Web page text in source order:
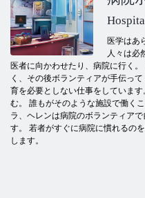
医学はあ
人々は必
医者に向かわせたり、病院に行く
く、その後ボランティアが手伝っ
育を必要としない仕事をしていま
む。 誰もがそのような施設で働く
ラ、ヘレンは病院のボランティア
す。 若者がすぐに病院に慣れるの
します。